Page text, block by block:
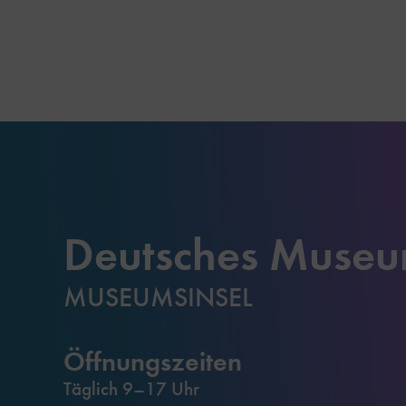
Deutsches
MUSEUMSINSEL
Öffnungszeiten
Täglich 9–17 Uhr